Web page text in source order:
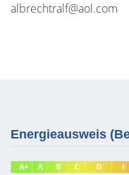
albrechtralf@aol.com
Energieausweis